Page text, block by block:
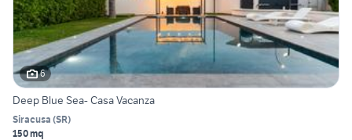
6
Deep Blue Sea- Casa Vacanza
Siracusa (SR)
150 mq